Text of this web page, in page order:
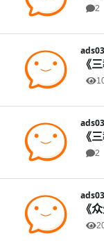
2
《
《
2
《